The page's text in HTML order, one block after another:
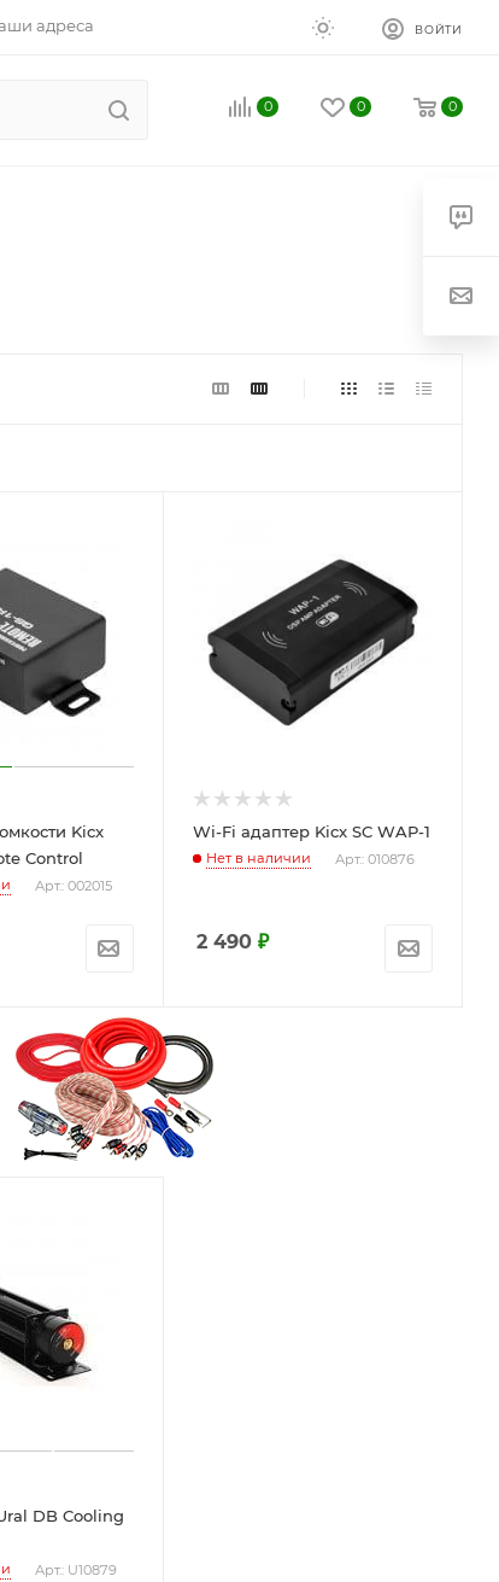
адреса ВОЙТИ
0 0 0
Kicx
Control
Арт.: 002015
Wi-Fi адаптер Kicx SC WAP-1
Нет в наличии Арт.: 010876
2 490₽
DB Cooling
Арт.: U10879